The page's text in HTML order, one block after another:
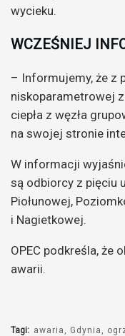
wycieku.
WCZEŚNIEJ
– Informujemy, że z
niskoparametrowej
ciepła z węzła
na swojej stronie
W informacji
są odbiorcy z pięciu
Piołunowej,
i Nagietkowej.
OPEC podkreśla, że
awarii.
Tagi: awaria Gdynia